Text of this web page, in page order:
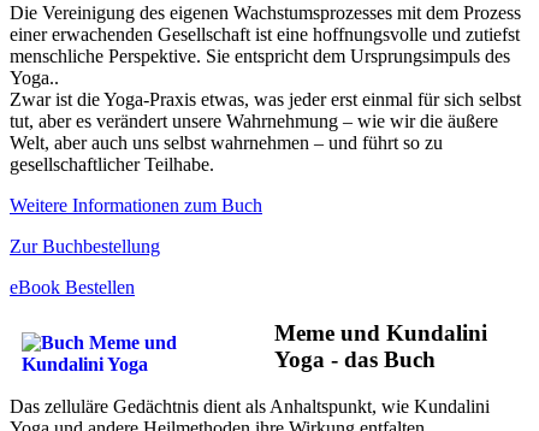
Die Vereinigung des eigenen Wachstumsprozesses mit dem Prozess
einer erwachenden Gesellschaft ist eine hoffnungsvolle und zutiefst
menschliche Perspektive. Sie entspricht dem Ursprungsimpuls des
Yoga..
Zwar ist die Yoga-Praxis etwas, was jeder erst einmal für sich selbst
tut, aber es verändert unsere Wahrnehmung – wie wir die äußere
Welt, aber auch uns selbst wahrnehmen – und führt so zu
gesellschaftlicher Teilhabe.
Weitere Informationen zum Buch
Zur Buchbestellung
eBook Bestellen
Meme und Kundalini
Yoga - das Buch
Das zelluläre Gedächtnis dient als Anhaltspunkt, wie Kundalini